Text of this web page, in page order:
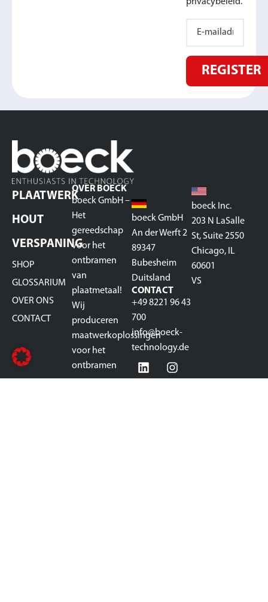
REGISTER
PLAATWERK
HOUT
VERSPANING
SHOP
GLOSSARIUM
OVER ONS
CONTACT
OVER BOECK
boeck GmbH –
Het
gereedschap
voor het
ontbramen
van
plaatmetaal!
Wij
produceren
maatwerkoplossingen
voor het
ontbramen
van
boeck GmbH
An der Werft 2
89347
Bubesheim
Duitsland
CONTACT
+49 8221 96 43
700
info@boeck-
technology.de
boeck Inc.
203 N LaSalle
St, Suite 2550
Chicago, IL
60601
VS